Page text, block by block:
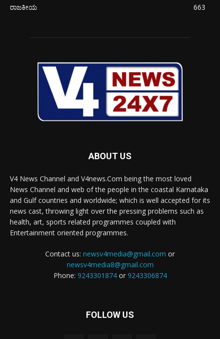
ರಾಜಕೀಯ
663
ABOUT US
V4 News Channel and V4news.Com being the most loved
News Channel and web of the people in the coastal Karnataka
and Gulf countries and worldwide; which is well accepted for its
news cast, throwing light over the pressing problems such as
health, art, sports related programmes coupled with
Entertainment oriented programmes.
Contact us: newsv4media@gmail.com or
newsv4media8@gmail.com
Phone: 9243301874or 9243306874
FOLLOW US